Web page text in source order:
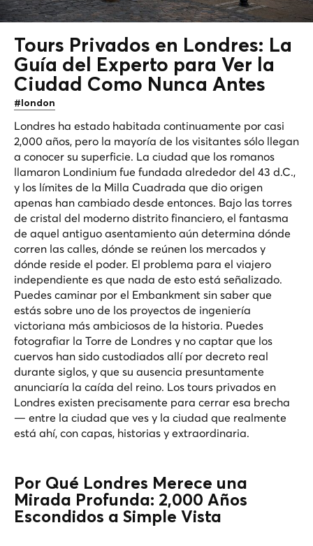
Tours Privados en Londres: La
Guía del Experto para Ver la
Ciudad Como Nunca Antes
#london
Londres ha estado habitada continuamente por casi
2,000 años, pero la mayoría de los visitantes sólo llegan
a conocer su superficie. La ciudad que los romanos
llamaron Londinium fue fundada alrededor del 43 d.C.,
y los límites de la Milla Cuadrada que dio origen
apenas han cambiado desde entonces. Bajo las torres
de cristal del moderno distrito financiero, el fantasma
de aquel antiguo asentamiento aún determina dónde
corren las calles, dónde se reúnen los mercados y
dónde reside el poder. El problema para el viajero
independiente es que nada de esto está señalizado.
Puedes caminar por el Embankment sin saber que
estás sobre uno de los proyectos de ingeniería
victoriana más ambiciosos de la historia. Puedes
fotografiar la Torre de Londres y no captar que los
cuervos han sido custodiados allí por decreto real
durante siglos, y que su ausencia presuntamente
anunciaría la caída del reino. Los tours privados en
Londres existen precisamente para cerrar esa brecha
— entre la ciudad que ves y la ciudad que realmente
está ahí, con capas, historias y extraordinaria.
Por Qué Londres Merece una
Mirada Profunda: 2,000 Años
Escondidos a Simple Vista